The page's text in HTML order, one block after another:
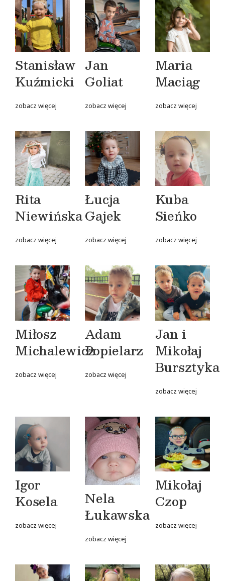
Stanisław
Kuźmicki
zobacz więcej
Jan
Goliat
zobacz więcej
Maria
Maciąg
zobacz więcej
Rita
Niewińska
zobacz więcej
Łucja
Gajek
zobacz więcej
Kuba
Sieńko
zobacz więcej
Miłosz
Michalewicz
zobacz więcej
Adam
Popielarz
zobacz więcej
Jan i
Mikołaj
Bursztyka
zobacz więcej
Igor
Kosela
zobacz więcej
Nela
Łukawska
zobacz więcej
Mikołaj
Czop
zobacz więcej